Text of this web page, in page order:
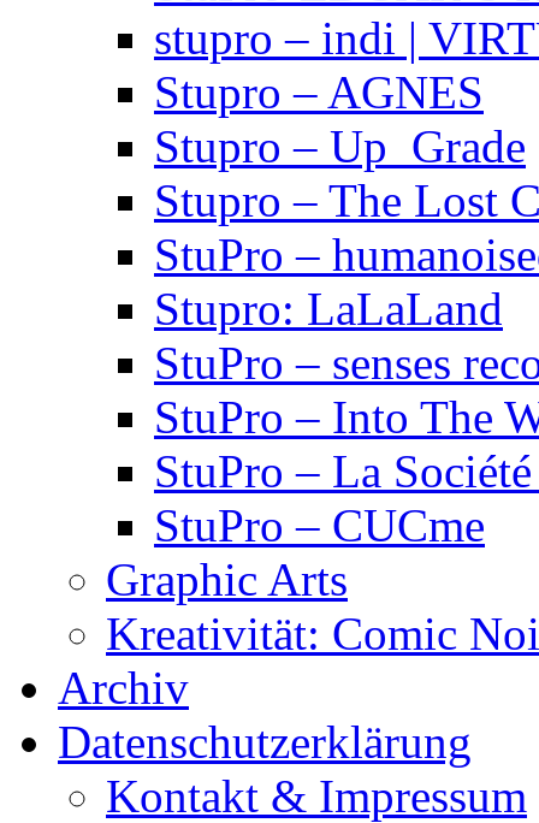
stupro – indi |
Stupro – AGNES
Stupro – Up_Grade
Stupro – The Lost
StuPro –
Stupro: LaLaLand
StuPro – senses
StuPro – Into The
StuPro – La
StuPro – CUCme
Graphic Arts
Kreativität: Comic
Archiv
Datenschutzerklärung
Kontakt & Impressum